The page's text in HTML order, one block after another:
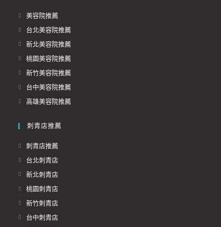
美容院推薦
台北美容院推薦
新北美容院推薦
桃園美容院推薦
新竹美容院推薦
台中美容院推薦
高雄美容院推薦
刺青店推薦
刺青店推薦
台北刺青店
新北刺青店
桃園刺青店
新竹刺青店
台中刺青店